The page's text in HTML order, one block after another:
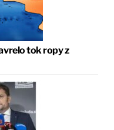
tok ropy z